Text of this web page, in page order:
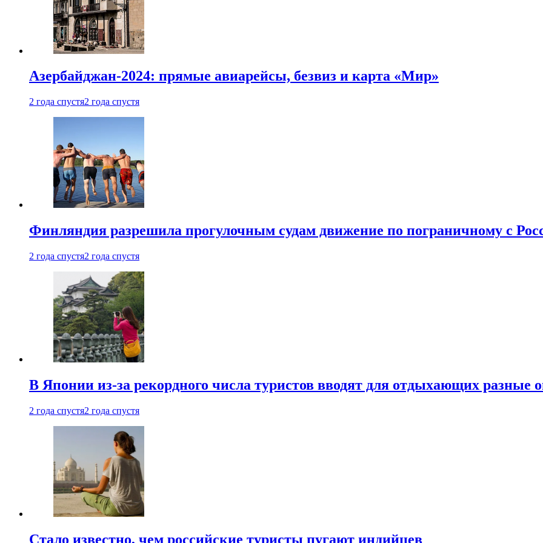
Азербайджан-2024: прямые авиарейсы, безвиз и карта «Мир»
2 года спустя2 года спустя
Финляндия разрешила прогулочным судам движение по пограничному с
2 года спустя2 года спустя
В Японии из-за рекордного числа туристов вводят для отдыхающих разные
2 года спустя2 года спустя
Стало известно, чем российские туристы пугают индийцев